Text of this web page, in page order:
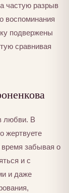
частую разрыв
воспоминания
подвержены
сравнивая
любви. В
жертвуете
время забывая о
и с
и даже